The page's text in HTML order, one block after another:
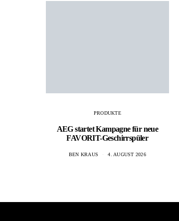
PRODUKTE
AEG startet Kampagne für neue
FAVORIT-Geschirrspüler
BEN KRAUS 4. AUGUST 2026